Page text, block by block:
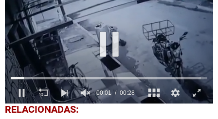
0
seconds
RELACIONADAS: